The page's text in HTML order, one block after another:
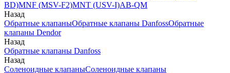
BD)MNF (MSV-F2)MNT (USV-I)AB-QM
Назад
Обратные клапаныОбратные клапаны DanfossОбратные
клапаны Dendor
Назад
Обратные клапаны Danfoss
Назад
Соленоидные клапаныСоленоидные клапаны